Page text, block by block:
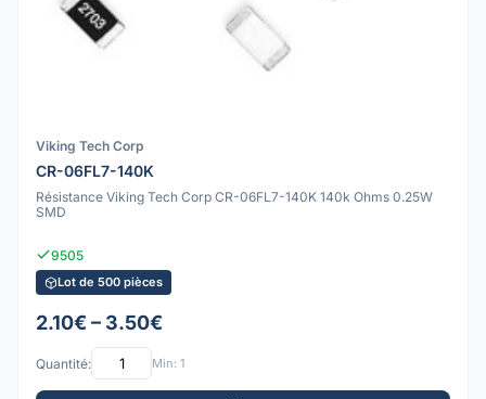
Viking Tech Corp
CR-06FL7-140K
Résistance Viking Tech Corp CR-06FL7-140K 140k Ohms 0.25W
SMD
9505
Lot de 500 pièces
2.10€ – 3.50€
Quantité: Min: 1